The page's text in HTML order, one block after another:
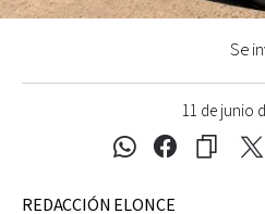
11 de junio
Se
REDACCIÓN ELONCE